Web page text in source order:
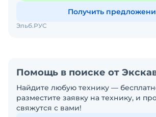
Получить
Эльб.РУС
Помощь в поиске от
Найдите любую технику —
разместите заявку на технику, и
свяжутся с вами!